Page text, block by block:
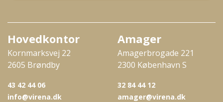
Hovedkontor
Kornmarksvej 22
2605 Brøndby
43 42 44 06
info@virena.dk
Amager
Amagerbrogade 221
2300 København S
32 84 44 12
amager@virena.dk